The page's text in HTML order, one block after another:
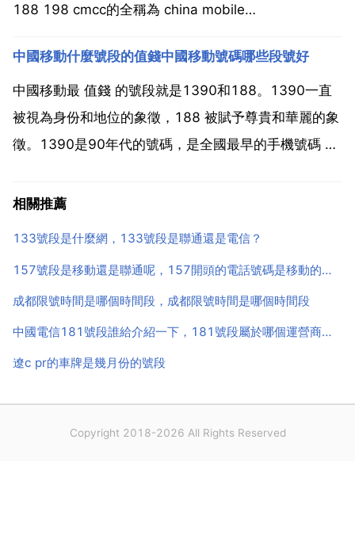
188 198 cmcc的全稱為 china mobile
公...
中國移動什麼號段的值錢中國移動號碼哪些段號好
中國移動最 值錢 的號段就是1390和188。1390一直
被視為身份和地位的象徵，188 被賦予尊貴和華麗的象
徵。1390是90年代的號碼，是全國最早的手機號碼 由
款 老闆號 有部分商業人士專門找這樣的號，以表示自
相關推薦
133號段是什麼網，133號段是聯通還是電信？
157號段是移動還是聯通呢，157開頭的電話號碼是移動的還是聯通的？
成都限號時間是哪個時間段，成都限號時間是哪個時間段
中國電信181號段誰給介紹一下，181號段屬於哪個運營商的？
遼c pr的車牌是幾月份的號段
Copyright 2018-2026 All Rights Reserved